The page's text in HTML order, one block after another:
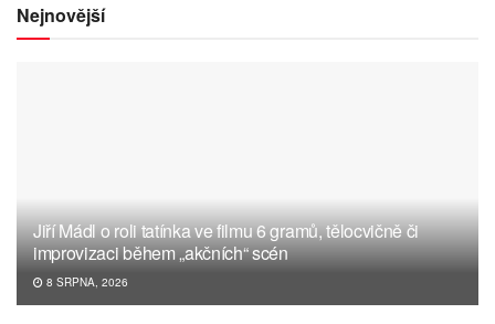
Nejnovější
Jiří Mádl o roli tatínka ve filmu 6 gramů, tělocvičně či
improvizaci během „akčních“ scén
8 SRPNA, 2026